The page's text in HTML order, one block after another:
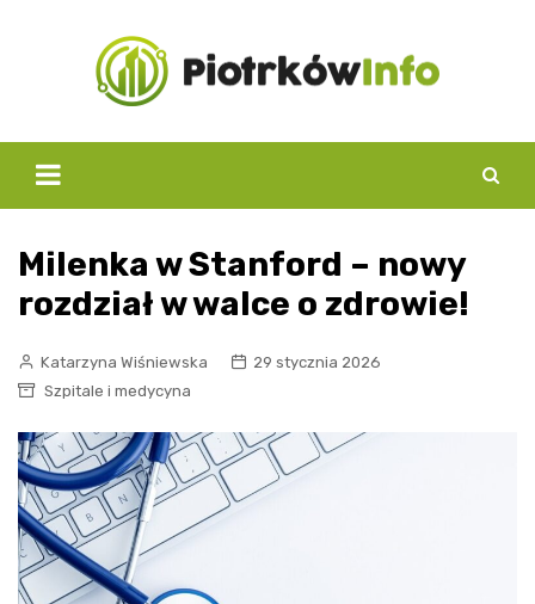
Milenka w Stanford – nowy
rozdział w walce o zdrowie!
Katarzyna Wiśniewska
29 stycznia 2026
Szpitale i medycyna